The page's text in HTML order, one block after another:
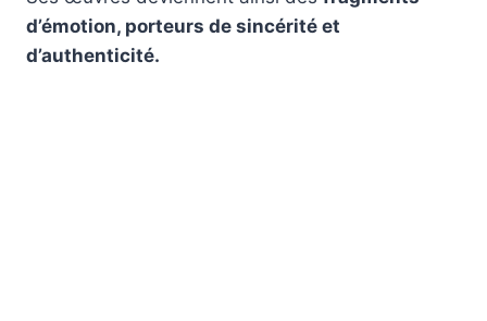
d’émotion, porteurs de sincérité et
d’authenticité.